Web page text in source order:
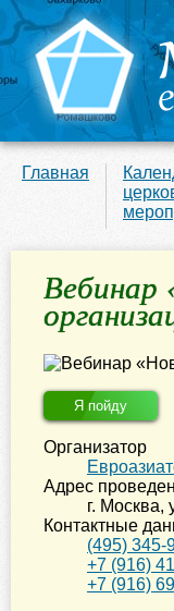
Главная
Вебинар
Я пойду
Организатор
Адрес
г. Москва,
Контактные
(495) 345-
+7 (916)
+7 (916)